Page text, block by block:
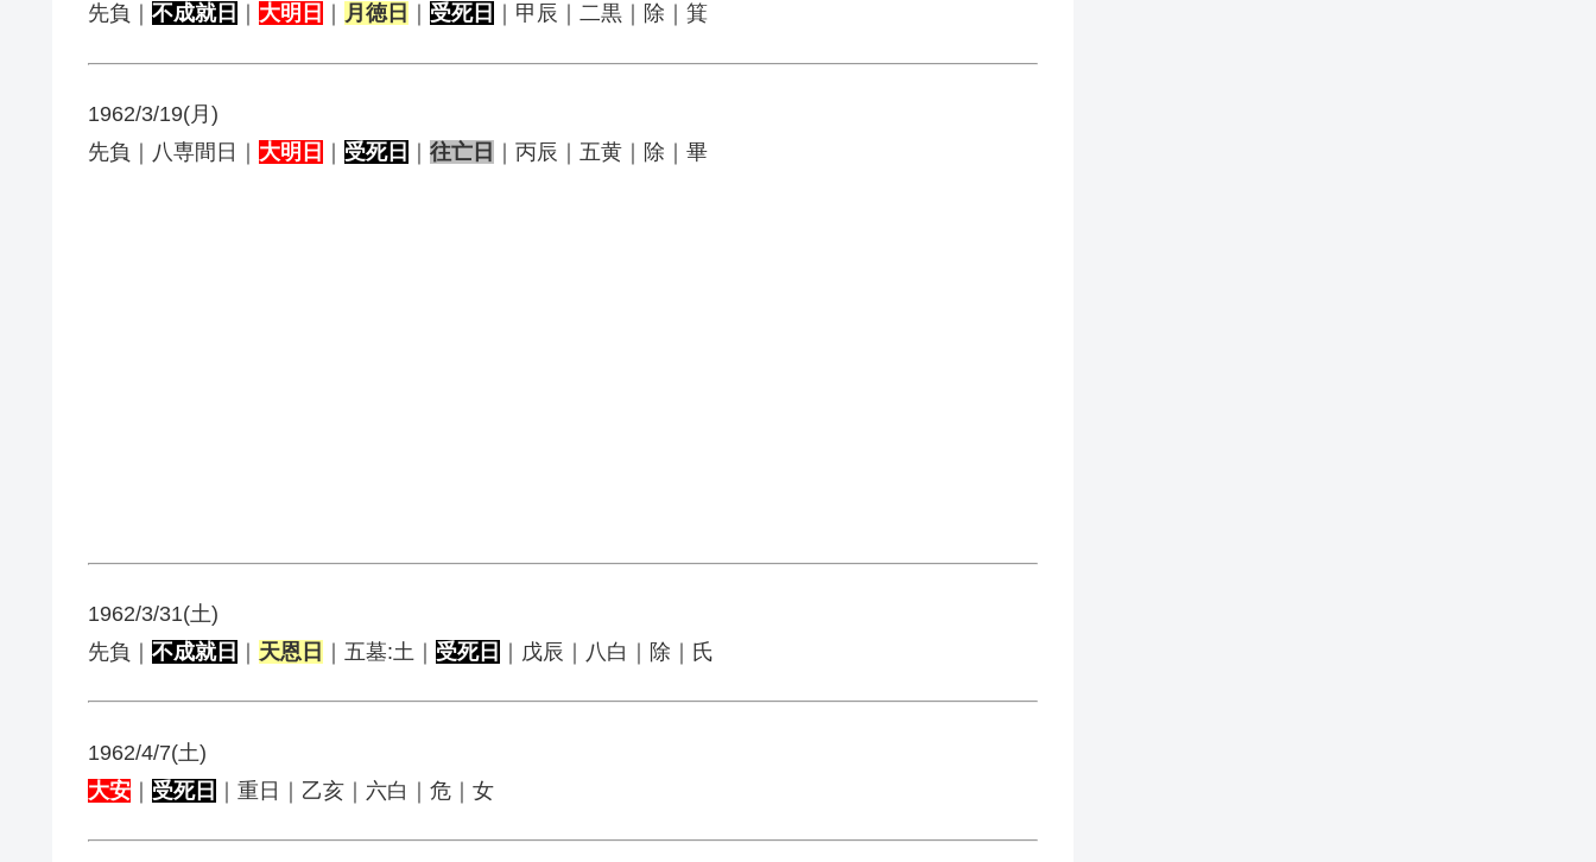
先負｜ 不成就日 大明日 月徳日 受死日 ｜甲辰｜二黒｜除｜箕
1962/3/19(月)
先負｜八専間日｜ 大明日 ｜ 受死日 ｜ 往亡日 ｜丙辰｜五黄｜除｜畢
1962/3/31(土)
先負｜ 不成就日 天恩日 ｜五墓:土｜ 受死日 ｜戊辰｜八白｜除｜氏
1962/4/7(土)
大安 ｜ 受死日 ｜重日｜乙亥｜六白｜危｜女